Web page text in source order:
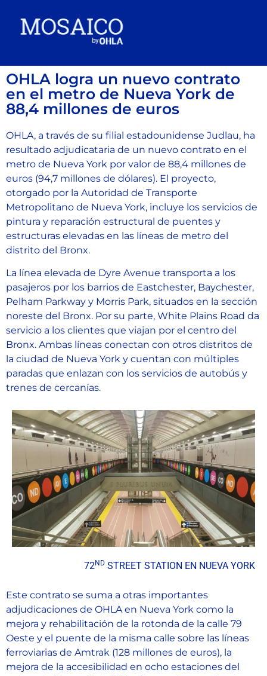
OHLA logra un nuevo contrato
en el metro de Nueva York de
88,4 millones de euros
OHLA, a través de su filial estadounidense Judlau, ha
resultado adjudicataria de un nuevo contrato en el
metro de Nueva York por valor de 88,4 millones de
euros (94,7 millones de dólares). El proyecto,
otorgado por la Autoridad de Transporte
Metropolitano de Nueva York, incluye los servicios de
pintura y reparación estructural de puentes y
estructuras elevadas en las líneas de metro del
distrito del Bronx.
La línea elevada de Dyre Avenue transporta a los
pasajeros por los barrios de Eastchester, Baychester,
Pelham Parkway y Morris Park, situados en la sección
noreste del Bronx. Por su parte, White Plains Road da
servicio a los clientes que viajan por el centro del
Bronx. Ambas líneas conectan con otros distritos de
la ciudad de Nueva York y cuentan con múltiples
paradas que enlazan con los servicios de autobús y
trenes de cercanías.
72ND STREET STATION EN NUEVA YORK
Este contrato se suma a otras importantes
adjudicaciones de OHLA en Nueva York como la
mejora y rehabilitación de la rotonda de la calle 79
Oeste y el puente de la misma calle sobre las líneas
ferroviarias de Amtrak (128 millones de euros), la
mejora de la accesibilidad en ocho estaciones del